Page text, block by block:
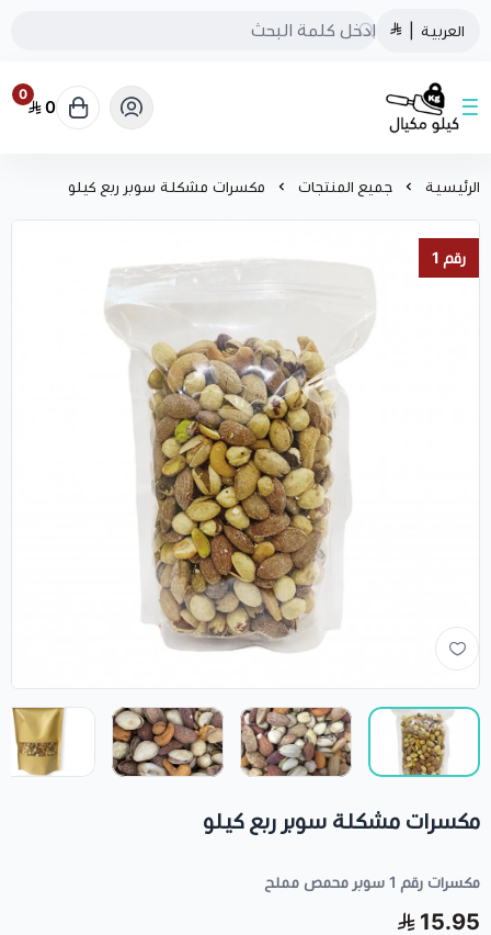
العربية
كيلو مكيال
0
0
الرئيسية جميع المنتجات مكسرات مشكلة سوبر ربع كيلو
رقم 1
مكسرات مشكلة سوبر ربع كيلو
مكسرات رقم 1 سوبر محمص مملح
15.95